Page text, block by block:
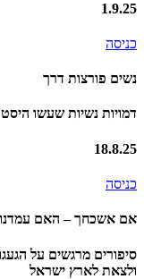
1.9.25
כניסה
נשים פורצות דרך
דמויות נשיות שעשו
18.8.25
כניסה
אם אשכחך – האם עמדנו
סיפורים מרגשים על
ולצאת לארץ ישראל